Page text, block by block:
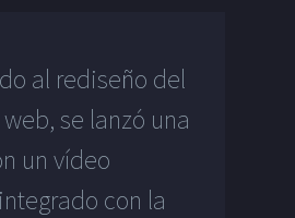
al rediseño del
se lanzó una
un vídeo
con la